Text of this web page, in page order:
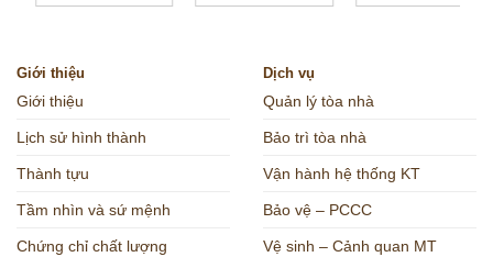
Giới thiệu
Giới thiệu
Lịch sử hình thành
Thành tựu
Tầm nhìn và sứ mệnh
Chứng chỉ chất lượng
Dịch vụ
Quản lý tòa nhà
Bảo trì tòa nhà
Vận hành hệ thống KT
Bảo vệ – PCCC
Vệ sinh – Cảnh quan MT